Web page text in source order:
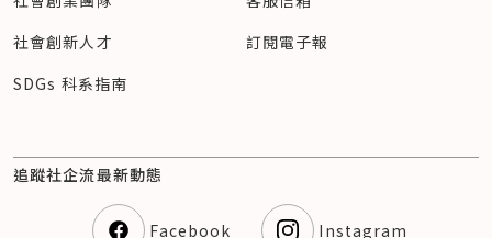
社會創新人才
SDGs 科系指南
訂閱電子報
追蹤社企流最新動態
Facebook Instagram